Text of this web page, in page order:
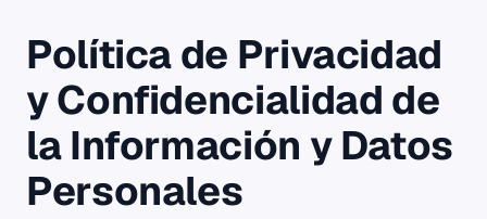
Política de Privacidad
y Confidencialidad de
la Información y Datos
Personales